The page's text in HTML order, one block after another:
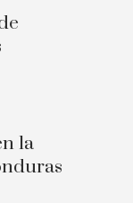
la